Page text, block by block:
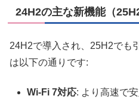
24H2の主な新機能（
24H2で導入され、25H2でも
は以下の通りです:
Wi-Fi 7対応: より高速で